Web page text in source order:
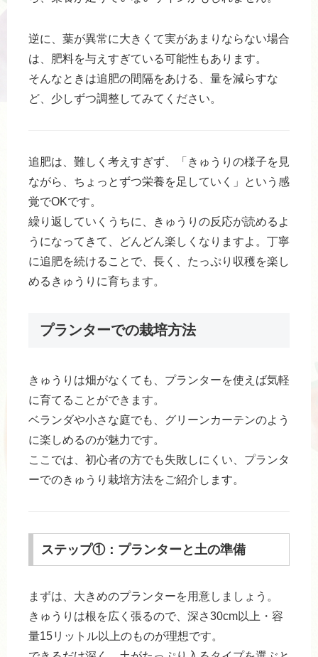
逆に、葉が異常に大きくて実があまりならない場合
は、肥料を与えすぎている可能性もあります。
そんなときは追肥の間隔をあける、量を減らすな
ど、少しずつ調整してみてください。
追肥は、難しく考えすぎず、「きゅうりの様子を見
ながら、ちょっとずつ栄養を足していく」という感
覚でOKです。
繰り返していくうちに、きゅうりの反応が読めるよ
うになってきて、どんどん楽しくなりますよ。丁寧
に追肥を続けることで、長く、たっぷり収穫を楽し
めるきゅうりに育ちます。
プランターでの栽培方法
きゅうりは畑がなくても、プランターを使えば気軽
に育てることができます。
ベランダや小さな庭でも、グリーンカーテンのよう
に楽しめるのが魅力です。
ここでは、初心者の方でも失敗しにくい、プランタ
ーでのきゅうり栽培方法をご紹介します。
ステップ①：プランターと土の準備
まずは、大きめのプランターを用意しましょう。
きゅうりは根を広く張るので、深さ30cm以上・容
量15リットル以上のものが理想です。